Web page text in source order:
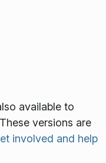
available to
versions are
involved and help